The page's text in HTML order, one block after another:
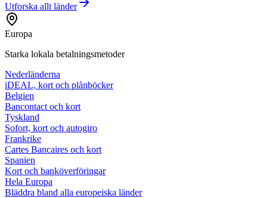
Utforska allt länder
Europa
Starka lokala betalningsmetoder
Nederländerna
iDEAL, kort och plånböcker
Belgien
Bancontact och kort
Tyskland
Sofort, kort och autogiro
Frankrike
Cartes Bancaires och kort
Spanien
Kort och banköverföringar
Hela Europa
Bläddra bland alla europeiska länder